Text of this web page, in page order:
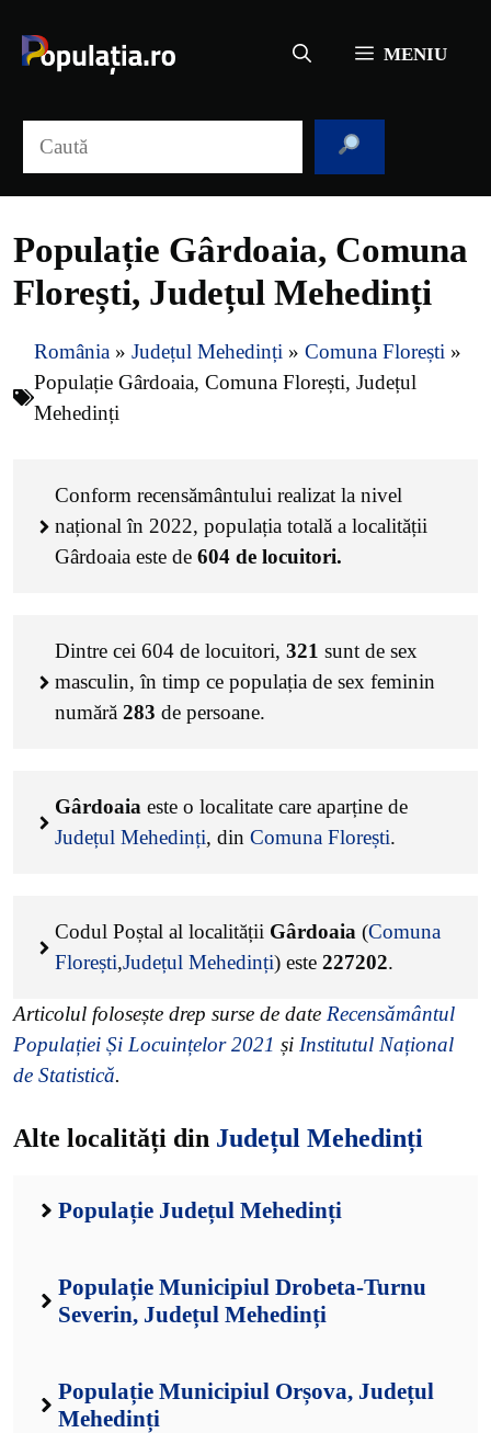
conținut
MENIU
Populație Gârdoaia, Comuna
Florești, Județul Mehedinți
România » Județul Mehedinți » Comuna Florești »
Populație Gârdoaia, Comuna Florești, Județul
Mehedinți
Conform recensământului realizat la nivel
național în 2022, populația totală a localității
Gârdoaia este de 604 de locuitori.
Dintre cei 604 de locuitori, 321 sunt de sex
masculin, în timp ce populația de sex feminin
numără 283 de persoane.
Gârdoaia este o localitate care aparține de
Județul Mehedinți, din Comuna Florești.
Codul Poștal al localității Gârdoaia (Comuna
Florești,Județul Mehedinți) este 227202.
Articolul folosește drep surse de date Recensământul
Populației Și Locuințelor 2021 și Institutul Național
de Statistică.
Alte localități din Județul Mehedinți
Populație Județul Mehedinți
Populație Municipiul Drobeta-Turnu
Severin, Județul Mehedinți
Populație Municipiul Orșova, Județul
Mehedinți